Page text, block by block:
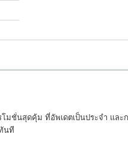
ชั่นสุดคุ้ม ที่อัพเดตเป็นประจำ แ
นที